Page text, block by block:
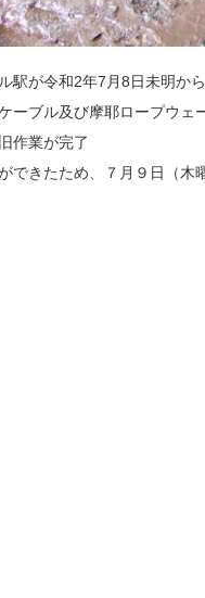
駅が令和2年7月8日未明か
ーブル及び摩耶ロープウェ
作業が完了
できたため、７月９日（木